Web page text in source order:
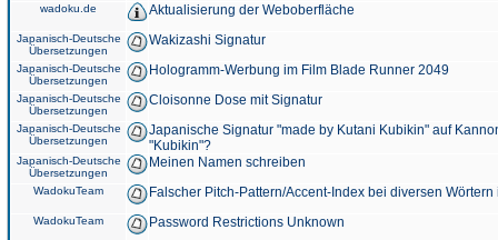
wadoku.de Aktualisierung der Weboberfläche
Japanisch-Deutsche
Übersetzungen
Wakizashi Signatur
Japanisch-Deutsche
Übersetzungen
Hologramm-Werbung im Film Blade Runner 2049
Japanisch-Deutsche
Übersetzungen
Cloisonne Dose mit Signatur
Japanisch-Deutsche
Übersetzungen
Japanische Signatur "made by Kutani Kubikin" auf
"Kubikin"?
Japanisch-Deutsche
Übersetzungen
Meinen Namen schreiben
WadokuTeam Falscher Pitch-Pattern/Accent-Index bei diversen
WadokuTeam Password Restrictions Unknown